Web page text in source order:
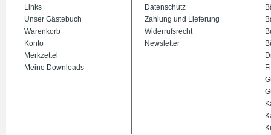
Links
Unser Gästebuch
Warenkorb
Konto
Merkzettel
Meine Downloads
Datenschutz
Zahlung und Lieferung
Widerrufsrecht
Newsletter